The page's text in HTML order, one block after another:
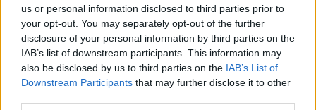
us or personal information disclosed to third parties prior to
your opt-out. You may separately opt-out of the further
disclosure of your personal information by third parties on the
IAB’s list of downstream participants. This information may
also be disclosed by us to third parties on the IAB’s List of
Downstream Participants that may further disclose it to other
EXTRA VIDEÓK
#CURTIS #EXTRA #INTERJÚ # COACH